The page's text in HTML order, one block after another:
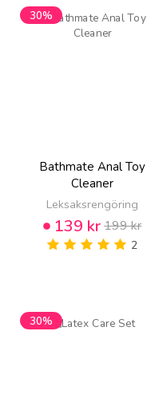
30%
Bathmate Anal Toy
Cleaner
Leksaksrengöring
139 kr199 kr
2
30%